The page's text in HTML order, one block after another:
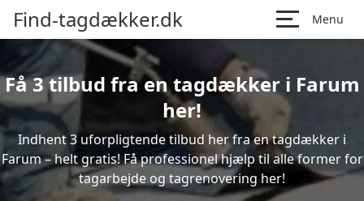
Find-tagdækker.dk Menu
Få 3 tilbud fra en tagdækker i Farum
her!
Indhent 3 uforpligtende tilbud her fra en tagdækker i
Farum – helt gratis! Få professionel hjælp til alle former for
tagarbejde og tagrenovering her!